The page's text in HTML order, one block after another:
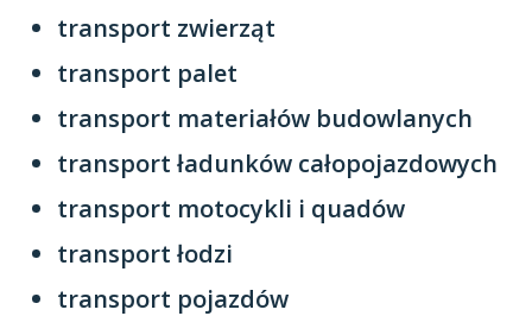
transport zwierząt
transport palet
transport materiałów budowlanych
transport ładunków całopojazdowych
transport motocykli i quadów
transport łodzi
transport pojazdów